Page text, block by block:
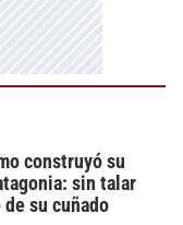
construyó su
sin talar
su cuñado